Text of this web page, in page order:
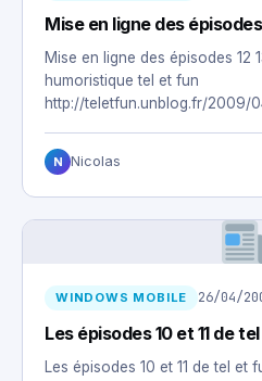
Mise en ligne des
Mise en ligne des épisodes 12
humoristique tel et fun
http://teletfun.unblog.fr/2009/
N Nicolas
WINDOWS MOBILE 26/04/
Les épisodes 10 et 11 de
Les épisodes 10 et 11 de tel et